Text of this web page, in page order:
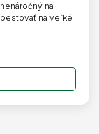
na
na veľké